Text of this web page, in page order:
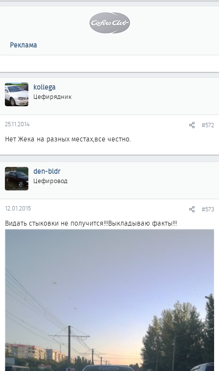
Реклама
kollega
Цефирядник
25.11.2014 #572
Нет Жека на разных местах,все честно.
den-bldr
Цефировод
12.01.2015 #573
Видать стыковки не получится!!!Выкладываю факты!!!